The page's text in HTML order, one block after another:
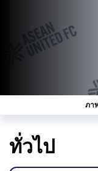
ภา
ทั่วไป